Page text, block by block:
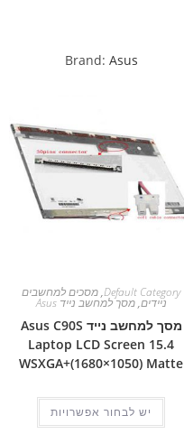
Brand: Asus
Default Category
,מסכים למחשבים
ניידים,מסך למחשב נייד Asus
מסך למחשב נייד Asus C90S
Laptop LCD Screen 15.4
WSXGA+(1680×1050) Matte
יש לבחור אפשרויות